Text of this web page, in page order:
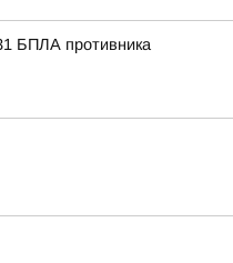
БПЛА противника